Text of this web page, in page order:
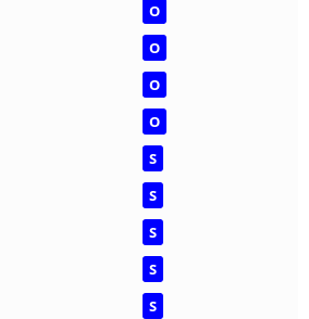
O
O
O
O
S
S
S
S
S